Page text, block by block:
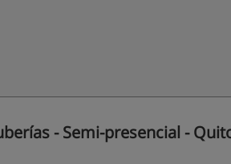
- Semi-presencial -